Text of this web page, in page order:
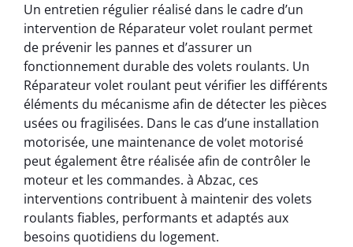
Un entretien régulier réalisé dans le cadre d’un
intervention de Réparateur volet roulant permet
de prévenir les pannes et d’assurer un
fonctionnement durable des volets roulants. Un
Réparateur volet roulant peut vérifier les différents
éléments du mécanisme afin de détecter les pièces
usées ou fragilisées. Dans le cas d’une installation
motorisée, une maintenance de volet motorisé
peut également être réalisée afin de contrôler le
moteur et les commandes. à Abzac, ces
interventions contribuent à maintenir des volets
roulants fiables, performants et adaptés aux
besoins quotidiens du logement.